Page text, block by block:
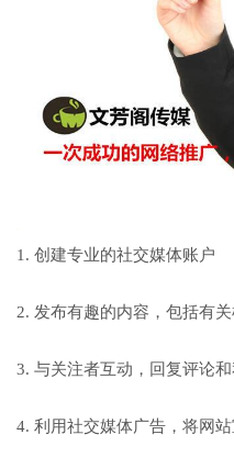
1. 创建专业的社交媒体账户
2. 发布有趣的内容，包括有
3. 与关注者互动，回复评论
4. 利用社交媒体广告，将网